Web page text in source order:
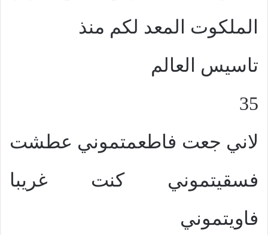
الملكوت المعد لكم منذ
تاسيس العالم
35
لاني جعت فاطعمتموني عطشت
فسقيتموني كنت غريبا
فاويتموني